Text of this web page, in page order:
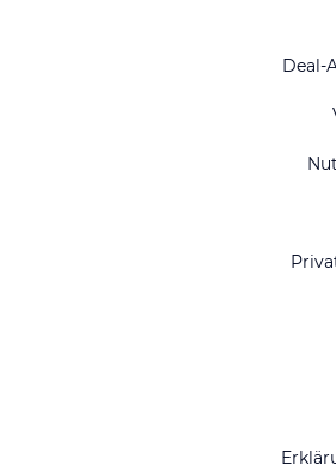
Deal-